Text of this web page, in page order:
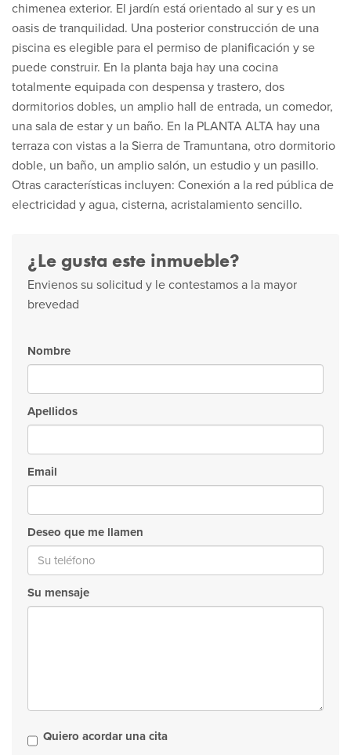
chimenea exterior. El jardín está orientado al sur y es un
oasis de tranquilidad. Una posterior construcción de una
piscina es elegible para el permiso de planificación y se
puede construir. En la planta baja hay una cocina
totalmente equipada con despensa y trastero, dos
dormitorios dobles, un amplio hall de entrada, un comedor,
una sala de estar y un baño. En la PLANTA ALTA hay una
terraza con vistas a la Sierra de Tramuntana, otro dormitorio
doble, un baño, un amplio salón, un estudio y un pasillo.
Otras características incluyen: Conexión a la red pública de
electricidad y agua, cisterna, acristalamiento sencillo.
¿Le gusta este inmueble?
Envienos su solicitud y le contestamos a la mayor
brevedad
Nombre
Apellidos
Email
Deseo que me llamen
Su mensaje
Quiero acordar una cita